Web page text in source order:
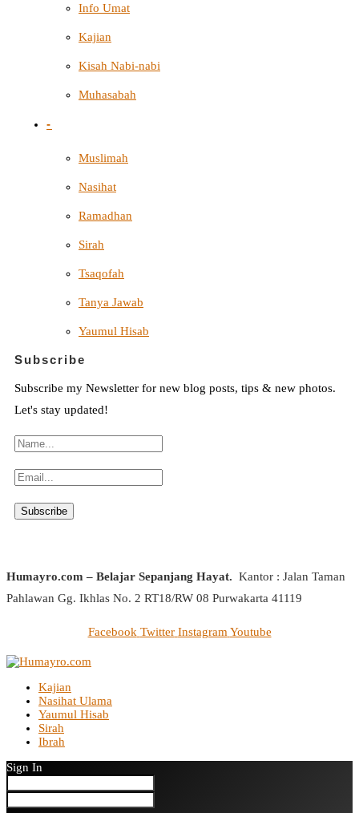
Info Umat
Kajian
Kisah Nabi-nabi
Muhasabah
-
Muslimah
Nasihat
Ramadhan
Sirah
Tsaqofah
Tanya Jawab
Yaumul Hisab
Subscribe
Subscribe my Newsletter for new blog posts, tips & new photos.
Let's stay updated!
Humayro.com – Belajar Sepanjang Hayat. Kantor : Jalan Taman
Pahlawan Gg. Ikhlas No. 2 RT18/RW 08 Purwakarta 41119
Facebook Twitter Instagram Youtube
Kajian
Nasihat Ulama
Yaumul Hisab
Sirah
Ibrah
Sign In